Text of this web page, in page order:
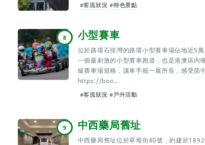
#客流狀況 #特色景點
8 小型賽車
位於路環石排灣的路環小型賽車場佔地近5
一個最刺激的小型賽車跑道，也是港澳區內
級賽車場規格，讓車手能一展所長，感受箇
https://boo...
#客流狀況 #戶外活動
9 中西藥局舊址
中西藥局舊址位於草堆街80號，約建於